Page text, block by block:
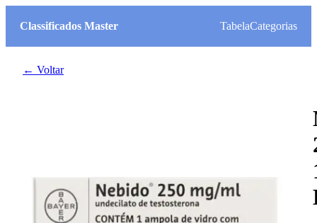
Classificados Master TabelaCategorias
← Voltar